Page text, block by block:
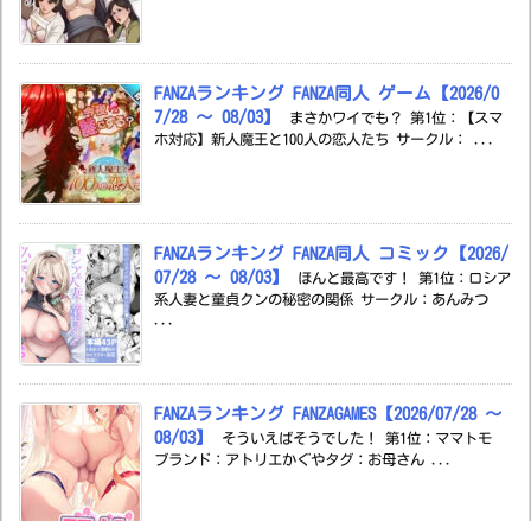
FANZAランキング FANZA同人 ゲーム【2026/0
7/28 ～ 08/03】
まさかワイでも？ 第1位：【スマ
ホ対応】新人魔王と100人の恋人たち サークル： ...
FANZAランキング FANZA同人 コミック【2026/
07/28 ～ 08/03】
ほんと最高です！ 第1位：ロシア
系人妻と童貞クンの秘密の関係 サークル：あんみつ
...
FANZAランキング FANZAGAMES【2026/07/28 ～
08/03】
そういえばそうでした！ 第1位：ママトモ
ブランド：アトリエかぐやタグ：お母さん ...